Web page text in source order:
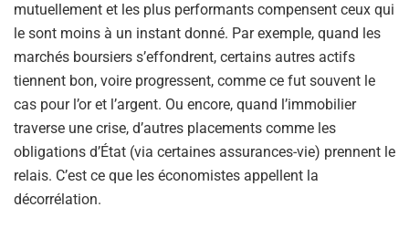
mutuellement et les plus performants compensent ceux qui
le sont moins à un instant donné. Par exemple, quand les
marchés boursiers s’effondrent, certains autres actifs
tiennent bon, voire progressent, comme ce fut souvent le
cas pour l’or et l’argent. Ou encore, quand l’immobilier
traverse une crise, d’autres placements comme les
obligations d’État (via certaines assurances-vie) prennent le
relais. C’est ce que les économistes appellent la
décorrélation.